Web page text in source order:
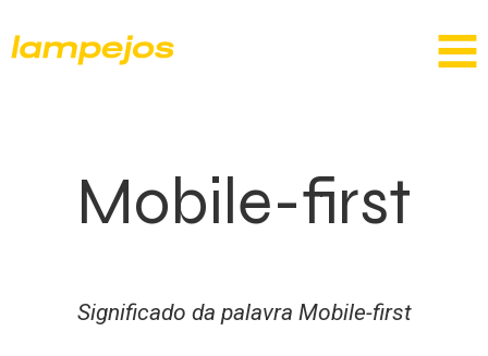
Mobile-first
Significado da palavra Mobile-first